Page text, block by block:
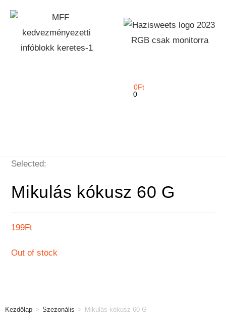
0Ft
0
Selected:
Mikulás kókusz 60 G
199Ft
Out of stock
Kezdőlap > Szezonális > Mikulás kókusz 60 G